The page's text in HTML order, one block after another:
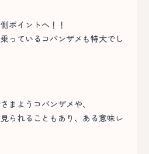
ポイントへ！！
っているコバンザメも特大でし
まようコバンザメや、
られることもあり、ある意味レ